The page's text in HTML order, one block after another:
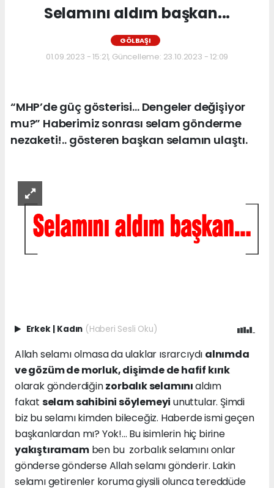
Selamını aldım başkan...
GÖLBAŞI
01.09.2023 - 15:21, Güncelleme: 23.10.2023 - 12:09
“MHP’de güç gösterisi… Dengeler değişiyor
mu?” Haberimiz sonrası selam gönderme
nezaketi!.. gösteren başkan selamın ulaştı.
Erkek Kadın (Haberi Sesli Oku)
Allah selamı olmasa da ulaklar ısrarcıydı alnımda
ve gözüm de morluk, dişimde de hafif kırık
olarak gönderdiğinzorbalık selamınıaldım
fakat selam sahibini söylemeyi unuttular. Şimdi
biz bu selamı kimden bileceğiz. Haberde ismi geçen
başkanlardan mı? Yok!... Bu isimlerin hiç birine
yakıştıramamben bu zorbalık selamını onlar
gönderse gönderse Allah selamı gönderir. Lakin
selamı getirenler koruma giysili olunca tereddüde